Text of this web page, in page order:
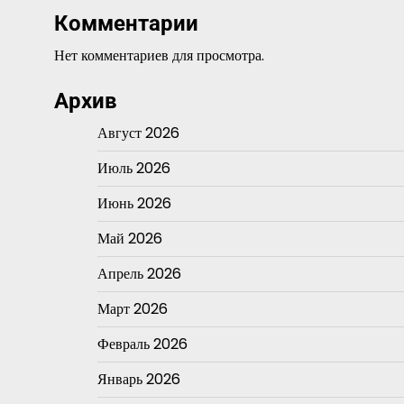
Комментарии
Нет комментариев для просмотра.
Архив
Август 2026
Июль 2026
Июнь 2026
Май 2026
Апрель 2026
Март 2026
Февраль 2026
Январь 2026